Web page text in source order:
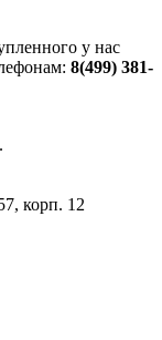
у нас
8(499) 381-
корп. 12